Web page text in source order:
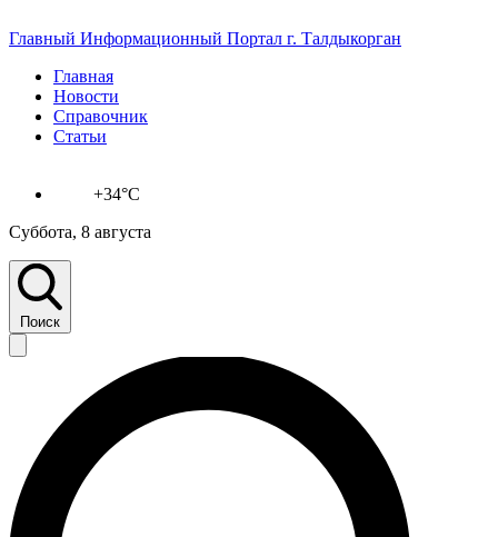
Главный Информационный Портал г. Талдыкорган
Главная
Новости
Справочник
Статьи
+34°C
Суббота, 8 августа
Поиск